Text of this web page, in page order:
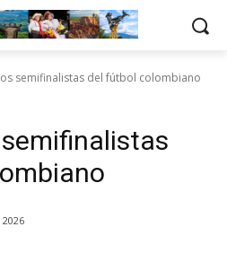
semifinalistas del fútbol colombiano